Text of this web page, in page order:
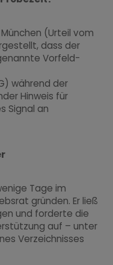
(Urteil vom
dass der
Vorfeld-
während der
Hinweis für
Signal an
Tage im
gründen. Er ließ
und forderte die
auf – unter
Verzeichnisses